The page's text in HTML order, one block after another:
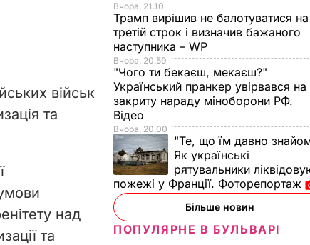
військ
та
над
та
Вчора, 21.10
Трамп вирішив не балотуватися на
третій строк і визначив бажаного
наступника – WP
Вчора, 20.59
"Чого ти бекаєш, мекаєш?"
Український пранкер увірвався на
закриту нараду міноборони РФ.
Відео
Вчора, 20.00
"Те, що їм давно
Як українські
рятувальники
пожежі у Франції. Фоторепортаж
Більше новин
ПОПУЛЯРНЕ В БУЛЬВАРІ